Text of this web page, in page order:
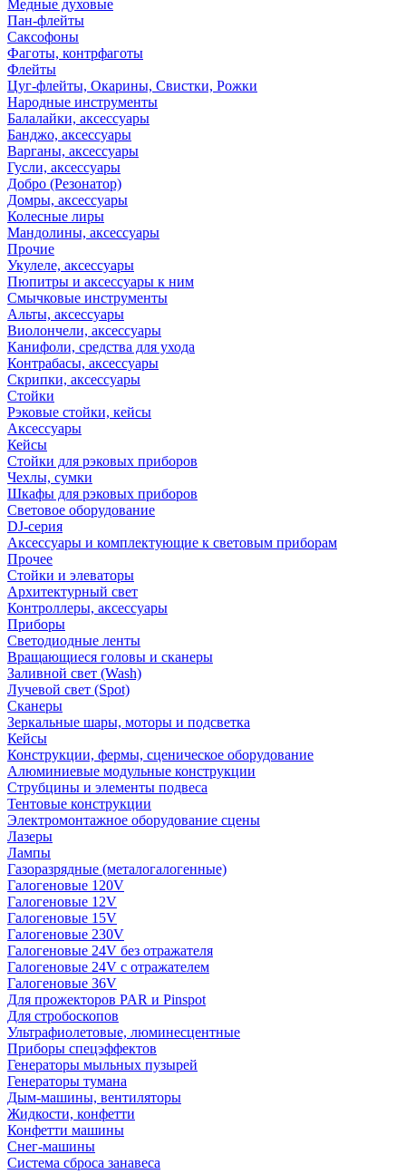
Медные духовые
Пан-флейты
Саксофоны
Фаготы, контрфаготы
Флейты
Цуг-флейты, Окарины, Свистки, Рожки
Народные инструменты
Балалайки, аксессуары
Банджо, аксессуары
Варганы, аксессуары
Гусли, аксессуары
Добро (Резонатор)
Домры, аксессуары
Колесные лиры
Мандолины, аксессуары
Прочие
Укулеле, аксессуары
Пюпитры и аксессуары к ним
Смычковые инструменты
Альты, аксессуары
Виолончели, аксессуары
Канифоли, средства для ухода
Контрабасы, аксессуары
Скрипки, аксессуары
Стойки
Рэковые стойки, кейсы
Аксессуары
Кейсы
Стойки для рэковых приборов
Чехлы, сумки
Шкафы для рэковых приборов
Световое оборудование
DJ-серия
Аксессуары и комплектующие к световым приборам
Прочее
Стойки и элеваторы
Архитектурный свет
Контроллеры, аксессуары
Приборы
Светодиодные ленты
Вращающиеся головы и сканеры
Заливной свет (Wash)
Лучевой свет (Spot)
Сканеры
Зеркальные шары, моторы и подсветка
Кейсы
Конструкции, фермы, сценическое оборудование
Алюминиевые модульные конструкции
Струбцины и элементы подвеса
Тентовые конструкции
Электромонтажное оборудование сцены
Лазеры
Лампы
Газоразрядные (металогалогенные)
Галогеновые 120V
Галогеновые 12V
Галогеновые 15V
Галогеновые 230V
Галогеновые 24V без отражателя
Галогеновые 24V с отражателем
Галогеновые 36V
Для прожекторов PAR и Pinspot
Для стробоскопов
Ультрафиолетовые, люминесцентные
Приборы спецэффектов
Генераторы мыльных пузырей
Генераторы тумана
Дым-машины, вентиляторы
Жидкости, конфетти
Конфетти машины
Снег-машины
Система сброса занавеса